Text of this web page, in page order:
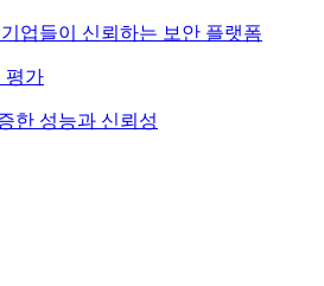
업들이 신뢰하는 보안 플랫폼
평가
한 성능과 신뢰성